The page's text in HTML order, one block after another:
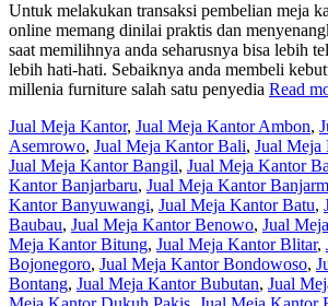
Untuk melakukan transaksi pembelian meja
online memang dinilai praktis dan
saat memilihnya anda seharusnya bisa lebih
lebih hati-hati. Sebaiknya anda membeli
millenia furniture salah satu penyedia Read
Jual Meja Kantor, Jual Meja Kantor Ambon,
Asemrowo, Jual Meja Kantor Bali, Jual Meja
Jual Meja Kantor Bangil, Jual Meja Kantor
Kantor Banjarbaru, Jual Meja Kantor
Kantor Banyuwangi, Jual Meja Kantor Batu,
Baubau, Jual Meja Kantor Benowo, Jual
Meja Kantor Bitung, Jual Meja Kantor Blitar,
Bojonegoro, Jual Meja Kantor Bondowoso,
Bontang, Jual Meja Kantor Bubutan, Jual